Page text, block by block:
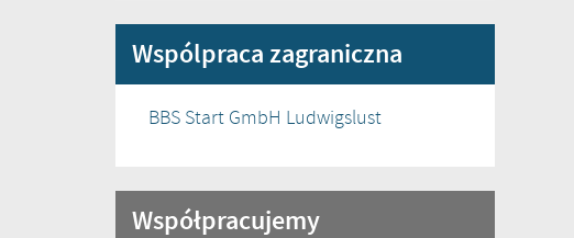
Wspólpraca zagraniczna
BBS Start GmbH Ludwigslust
Współpracujemy